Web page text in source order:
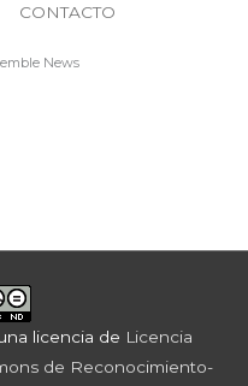
CONTACTO
News
licencia de Licencia
de Reconocimiento-